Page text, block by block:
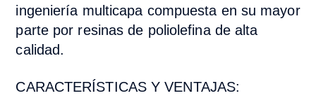
ingeniería multicapa compuesta en su mayor
parte por resinas de poliolefina de alta
calidad.
CARACTERÍSTICAS Y VENTAJAS: